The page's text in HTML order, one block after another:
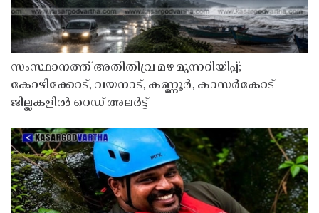
സംസ്ഥാനത്ത് അതിതീവ്ര മഴ മുന്നറിയിപ്പ്;
കോഴിക്കോട്, വയനാട്, കണ്ണൂർ, കാസർകോട്
ജില്ലകളിൽ റെഡ് അലർട്ട്